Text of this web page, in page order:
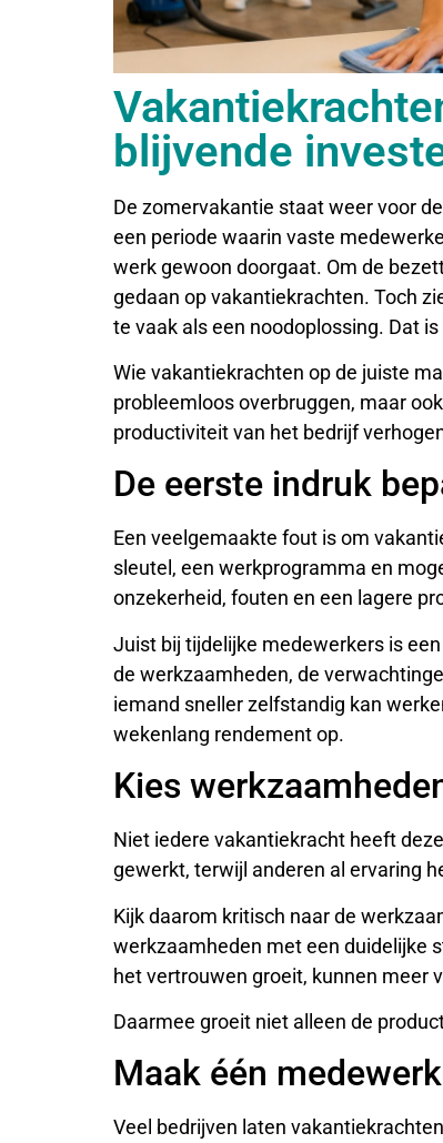
blijvende
De zomervakantie staat weer voor
een periode waarin vaste
werk gewoon doorgaat. Om de
gedaan op vakantiekrachten. Toch
te vaak als een noodoplossing. Dat
Wie vakantiekrachten op de juiste
probleemloos overbruggen, maar
productiviteit van het bedrijf
De eerste indruk
Een veelgemaakte fout is om
sleutel, een werkprogramma en
onzekerheid, fouten en een lagere
Juist bij tijdelijke medewerkers is
de werkzaamheden, de
iemand sneller zelfstandig kan
wekenlang rendement op.
Kies
Niet iedere vakantiekracht heeft
gewerkt, terwijl anderen al ervaring
Kijk daarom kritisch naar de
werkzaamheden met een duidelijke
het vertrouwen groeit, kunnen meer
Daarmee groeit niet alleen de
Maak één
Veel bedrijven laten